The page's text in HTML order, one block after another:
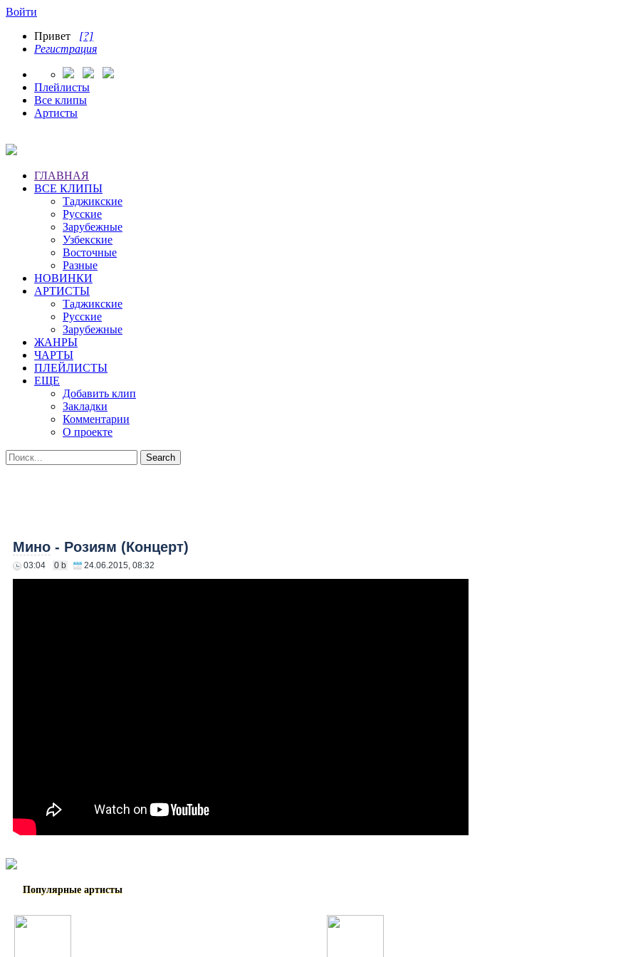
Войти
Привет [?]
Регистрация
Плейлисты
Все клипы
Артисты
ГЛАВНАЯ
ВСЕ КЛИПЫ
Таджикские
Русские
Зарубежные
Узбекские
Восточные
Разные
НОВИНКИ
АРТИСТЫ
Таджикские
Русские
Зарубежные
ЖАНРЫ
ЧАРТЫ
ПЛЕЙЛИСТЫ
ЕЩЕ
Добавить клип
Закладки
Комментарии
О проекте
Мино - Розиям (Концерт)
03:04 0 b 24.06.2015, 08:32
Популярные артисты